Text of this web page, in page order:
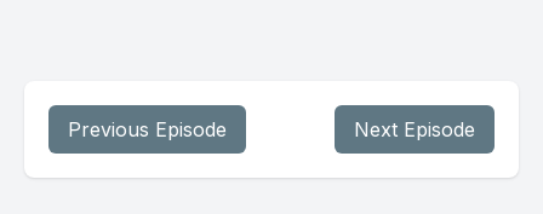
Previous Episode Next Episode